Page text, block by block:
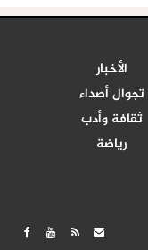
الأخبار
تجوال أصداء
ثقافة وأدب
رياضة